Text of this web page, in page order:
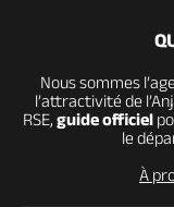
Nous sommes
l’attractivité de
RSE, guide officiel
le
À